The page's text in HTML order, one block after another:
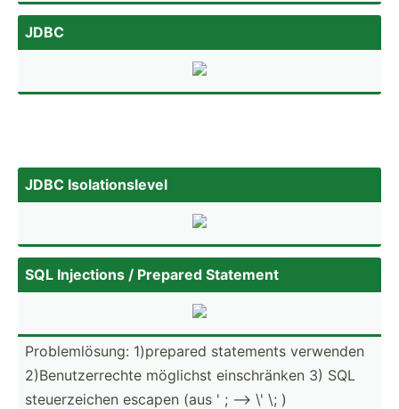
JDBC
JDBC Isolat­ion­slevel
SQL Injections / Prepared Statement
Proble­mlö­sung: 1)prepared statements verwenden
2)Benu­tze­rrechte möglichst einsch­ränken 3) SQL
steuer­zeichen escapen (aus ' ; --> \' \; )